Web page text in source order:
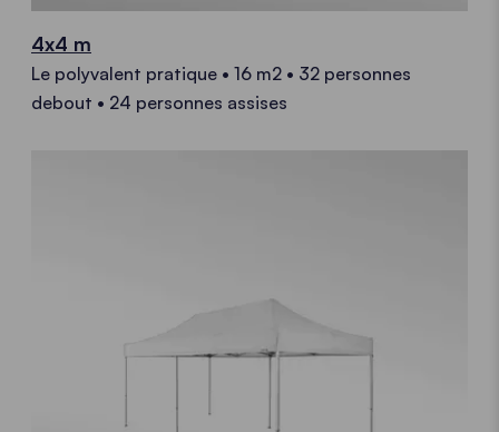
4x4 m
Le polyvalent pratique • 16 m2 • 32 personnes
debout • 24 personnes assises